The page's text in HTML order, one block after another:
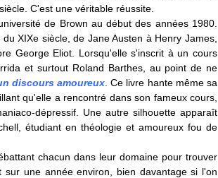
C'est une véritable réussite.
de Brown au début des années 1980.
XIXe siècle, de Jane Austen à Henry James,
George Eliot. Lorsqu'elle s'inscrit à un cours
et surtout Roland Barthes, au point de ne
discours amoureux . Ce livre hante même sa
qu'elle a rencontré dans son fameux cours,
dépressif. Une autre silhouette apparaît
étudiant en théologie et amoureux fou de
chacun dans leur domaine pour trouver
une année environ, bien davantage si l'on